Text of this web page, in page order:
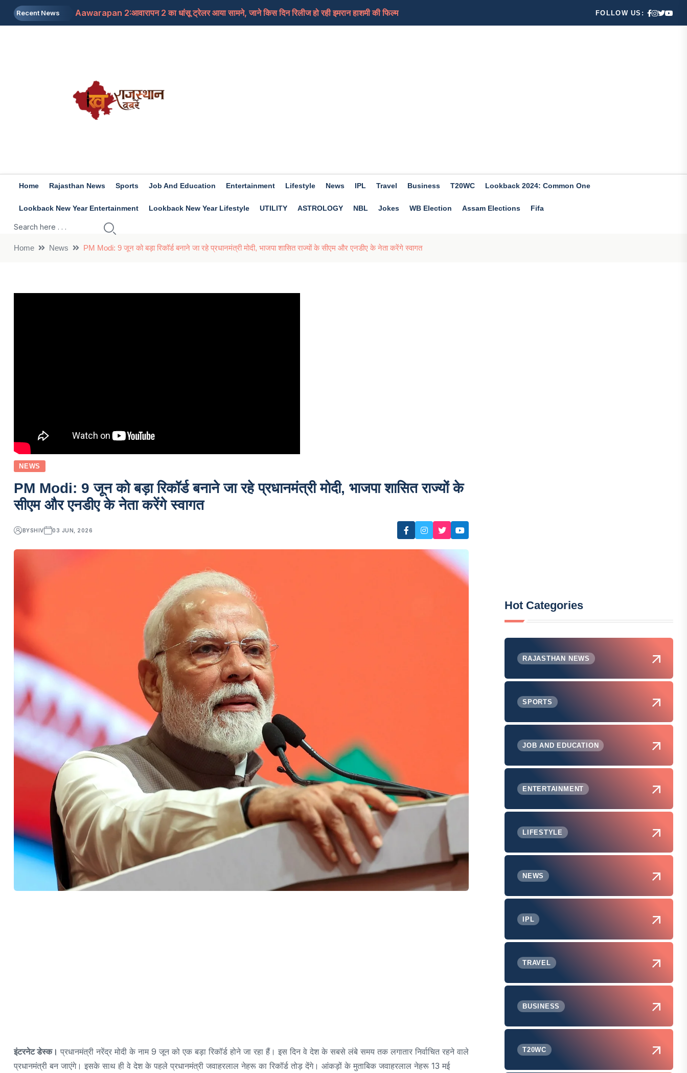
Recent News
Aawarapan 2:आवारापन 2 का धांसू ट्रेलर आया सामने, जाने किस दिन रिलीज हो रही इमरान हाशमी की फिल्म
HP Police Constable Recruitment 2026: पुलिस कॉन्स्टेबल के 734 पदों पर आवेदन करने की लास्ट डेट बढ़ी आग...
FOLLOW US:
Home Rajasthan News Sports Job And Education Entertainment Lifestyle News IPL Travel Business T20WC Lookback 2024: Common One
Lookback New Year Entertainment Lookback New Year Lifestyle UTILITY ASTROLOGY NBL Jokes WB Election Assam Elections Fifa
Home News PM Modi: 9 जून को बड़ा रिकॉर्ड बनाने जा रहे प्रधानमंत्री मोदी, भाजपा शासित राज्यों के सीएम और एनडीए के नेता करेंगे स्वागत
NEWS
PM Modi: 9 जून को बड़ा रिकॉर्ड बनाने जा रहे प्रधानमंत्री मोदी, भाजपा शासित राज्यों के
सीएम और एनडीए के नेता करेंगे स्वागत
BYSHIV 03 JUN, 2026
इंटरनेट डेस्क। प्रधानमंत्री नरेंद्र मोदी के नाम 9 जून को एक बड़ा रिकॉर्ड होने जा रहा हैं। इस दिन वे देश के सबसे लंबे समय तक लगातार निर्वाचित रहने वाले
प्रधानमंत्री बन जाएंगे। इसके साथ ही वे देश के पहले प्रधानमंत्री जवाहरलाल नेहरू का रिकॉर्ड तोड़ देंगे। आंकड़ों के मुताबिक जवाहरलाल नेहरू 13 मई
Hot Categories
RAJASTHAN NEWS
SPORTS
JOB AND EDUCATION
ENTERTAINMENT
LIFESTYLE
NEWS
IPL
TRAVEL
BUSINESS
T20WC